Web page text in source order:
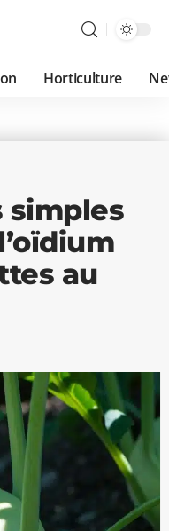
Horticulture
simples
au